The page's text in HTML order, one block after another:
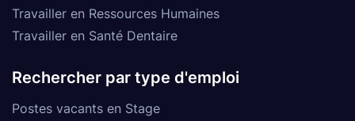
Travailler en Ressources Humaines
Travailler en Santé Dentaire
Rechercher par type d'emploi
Postes vacants en Stage